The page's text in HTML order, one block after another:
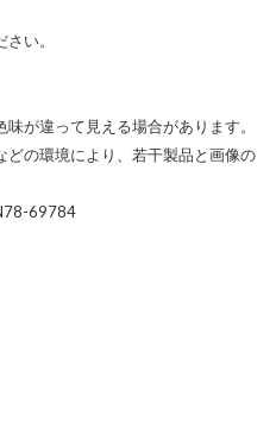
い。
が違って見える場合があります。
どの環境により、若干製品と画像の
69784